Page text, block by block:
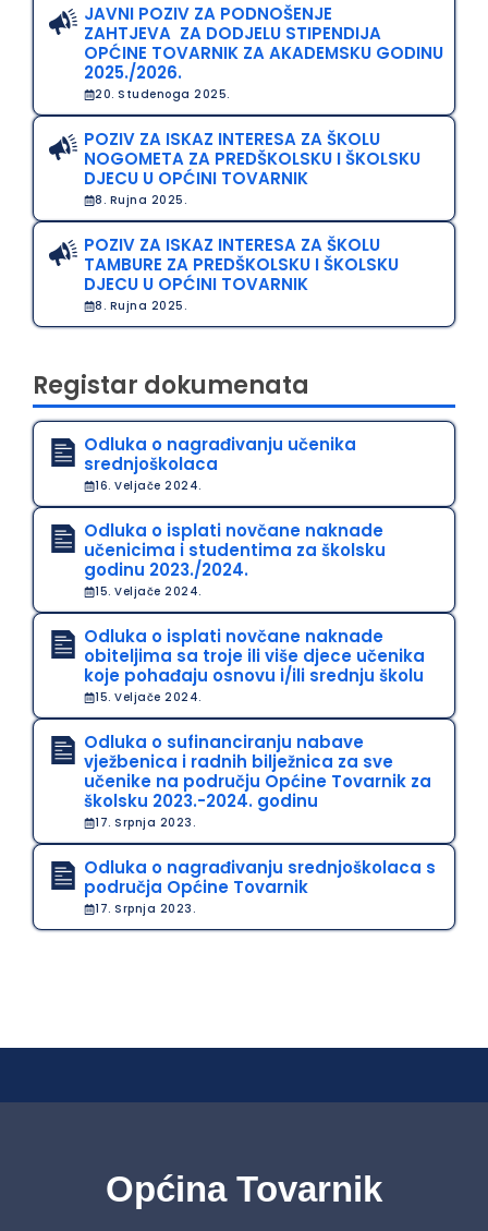
JAVNI POZIV ZA PODNOŠENJE
ZAHTJEVA ZA DODJELU STIPENDIJA
OPĆINE TOVARNIK ZA AKADEMSKU GODINU
2025./2026.
20. Studenoga 2025.
POZIV ZA ISKAZ INTERESA ZA ŠKOLU
NOGOMETA ZA PREDŠKOLSKU I ŠKOLSKU
DJECU U OPĆINI TOVARNIK
8. Rujna 2025.
POZIV ZA ISKAZ INTERESA ZA ŠKOLU
TAMBURE ZA PREDŠKOLSKU I ŠKOLSKU
DJECU U OPĆINI TOVARNIK
8. Rujna 2025.
Registar dokumenata
Odluka o nagrađivanju učenika
srednjoškolaca
16. Veljače 2024.
Odluka o isplati novčane naknade
učenicima i studentima za školsku
godinu 2023./2024.
15. Veljače 2024.
Odluka o isplati novčane naknade
obiteljima sa troje ili više djece učenika
koje pohađaju osnovu i/ili srednju školu
15. Veljače 2024.
Odluka o sufinanciranju nabave
vježbenica i radnih bilježnica za sve
učenike na području Općine Tovarnik za
školsku 2023.-2024. godinu
17. Srpnja 2023.
Odluka o nagrađivanju srednjoškolaca s
područja Općine Tovarnik
17. Srpnja 2023.
Općina Tovarnik